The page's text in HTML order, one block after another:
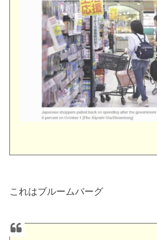
これはブルームバーグ